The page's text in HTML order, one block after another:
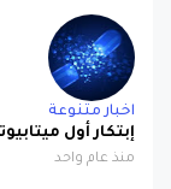
اخبار متنوعة
إبتكار أول
منذ عام واحد